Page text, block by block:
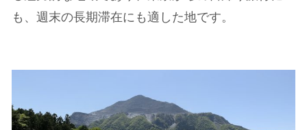
も、週末の長期滞在にも適した地です。